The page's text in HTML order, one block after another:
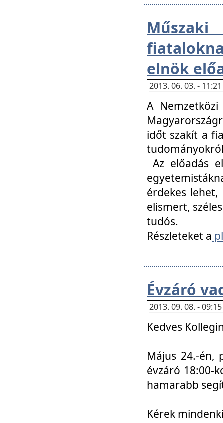
elnök
2013. 06. 03. -
A
időt szakít a
Az előadás
érdekes lehet,
elismert,
tudós.
Részleteket a
Évzáró
2013. 09. 08. -
Kedves
Május 24.-én,
évzáró 18:00-
hamarabb
Kérek